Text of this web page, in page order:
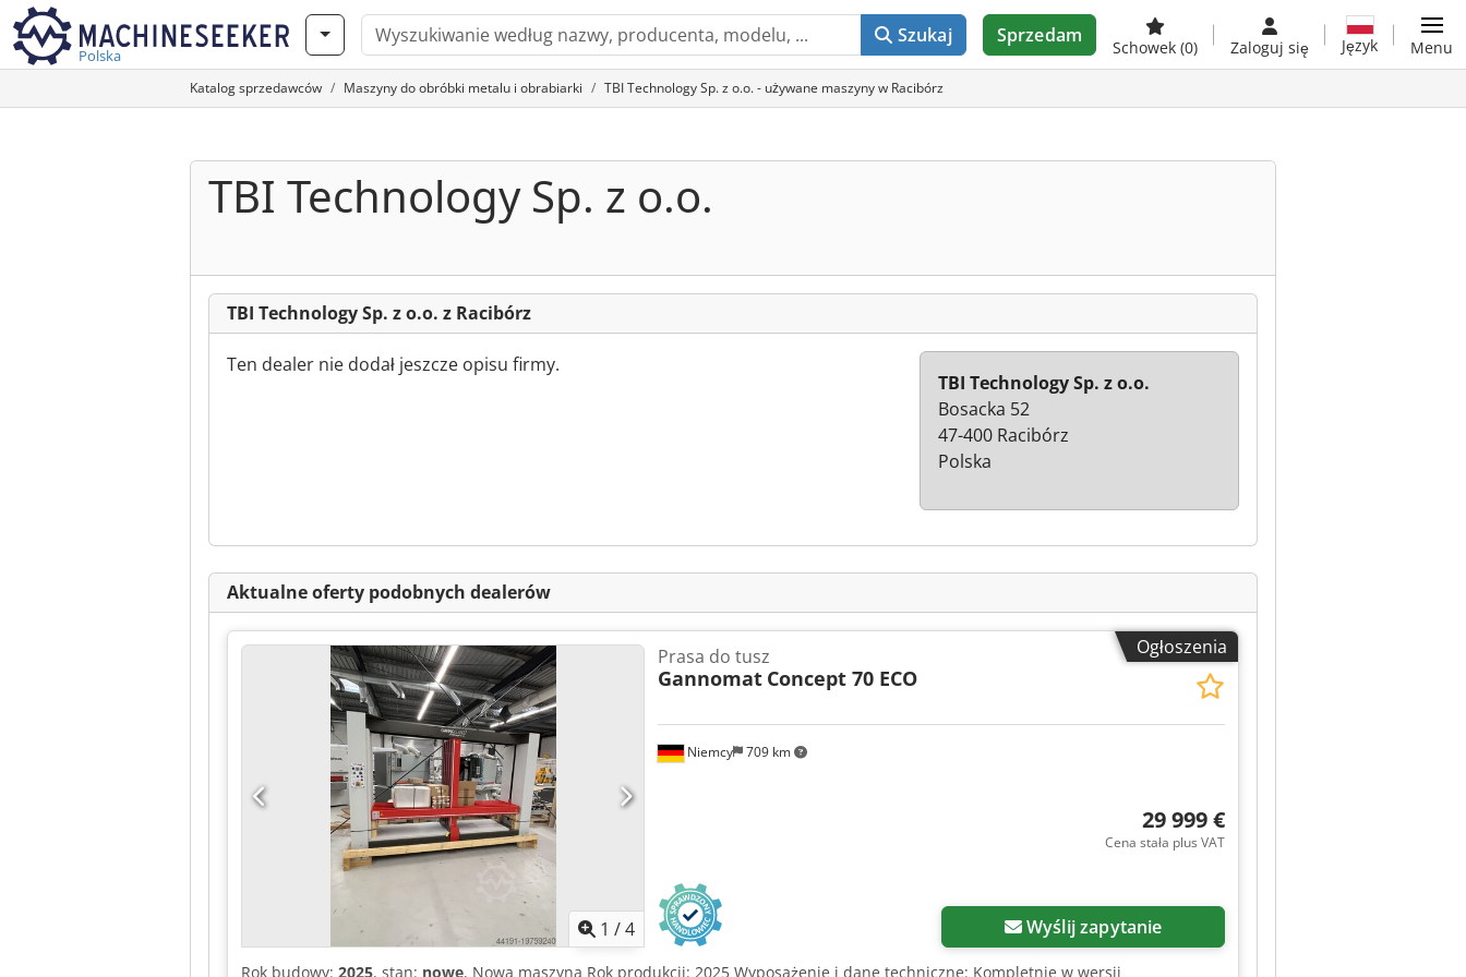
Polska
Szukaj Sprzedam
Schowek (0) Zaloguj się Język Menu
Katalog sprzedawców Maszyny do obróbki metalu i obrabiarki TBI Technology Sp. z o.o. - używane maszyny w Racibórz
TBI Technology Sp. z o.o.
TBI Technology Sp. z o.o. z Racibórz
Ten dealer nie dodał jeszcze opisu firmy.
TBI Technology Sp. z o.o.
Bosacka 52
47-400 Racibórz
Polska
Aktualne oferty podobnych dealerów
Ogłoszenia
1 /4
Niemcy 709 km
Prasa do tusz
Gannomat Concept 70 ECO
29 999 €
Cena stała plus VAT
Wyślij zapytanie
Rok budowy: 2025, stan: nowe, Nowa maszyna Rok produkcji: 2025 Wyposażenie i dane techniczne: Kompletnie w wersji